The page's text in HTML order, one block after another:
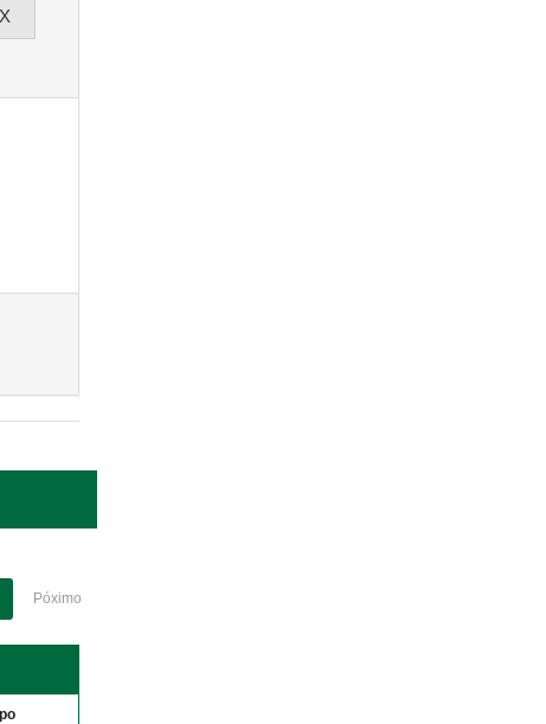
Póximo